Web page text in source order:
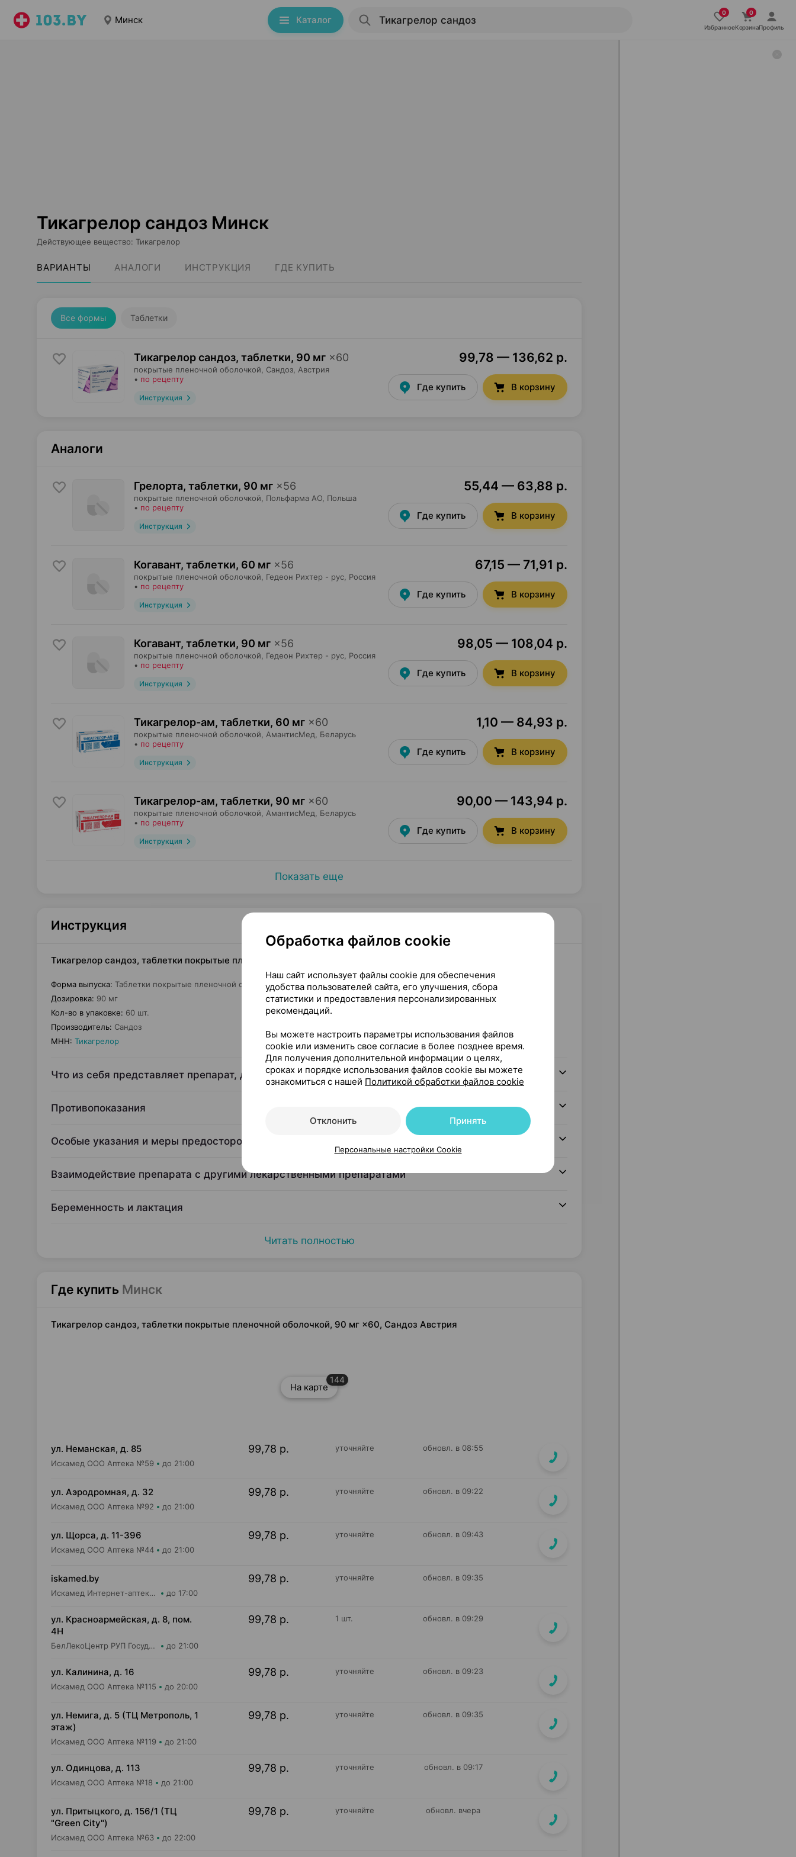
Минск Каталог
ИзбранноеКорзинаПрофиль
Тикагрелор сандоз Минск
Действующее вещество: Тикагрелор
ВАРИАНТЫ АНАЛОГИ ИНСТРУКЦИЯ ГДЕ КУПИТЬ
Все формы Таблетки
Тикагрелор сандоз, таблетки, 90 мг ×60
покрытые пленочной оболочкой, Сандоз , Австрия
• по рецепту
Инструкция
99,78 — 136,62 р.
Где купить В корзину
Аналоги
Грелорта, таблетки, 90 мг ×56
покрытые пленочной оболочкой, Польфарма AO , Польша
• по рецепту
Инструкция
55,44 — 63,88 р.
Где купить В корзину
Когавант, таблетки, 60 мг ×56
покрытые пленочной оболочкой, Гедеон Рихтер - рус , Россия
• по рецепту
Инструкция
67,15 — 71,91 р.
Где купить В корзину
Когавант, таблетки, 90 мг ×56
покрытые пленочной оболочкой, Гедеон Рихтер - рус , Россия
• по рецепту
Инструкция
98,05 — 108,04 р.
Где купить В корзину
Тикагрелор-ам, таблетки, 60 мг ×60
покрытые пленочной оболочкой, АмантисМед , Беларусь
• по рецепту
Инструкция
1,10 — 84,93 р.
Где купить В корзину
Тикагрелор-ам, таблетки, 90 мг ×60
покрытые пленочной оболочкой, АмантисМед , Беларусь
• по рецепту
Инструкция
90,00 — 143,94 р.
Где купить В корзину
Показать еще
Инструкция
Тикагрелор сандоз, таблетки покрытые пленочной оболочкой, 90 мг ×60, Сандоз Австрия
Форма выпуска: Таблетки покрытые пленочной оболочкой
Дозировка: 90 мг
Кол-во в упаковке: 60 шт.
Производитель: Сандоз
МНН: Тикагрелор
Что из себя представляет препарат, для чего его применяют
Противопоказания
Особые указания и меры предосторожности при применении
Взаимодействие препарата с другими лекарственными препаратами
Беременность и лактация
Читать полностью
Где купить Минск
Тикагрелор сандоз, таблетки покрытые пленочной оболочкой, 90 мг ×60, Сандоз Австрия
На карте
144
ул. Неманская, д. 85
Искамед ООО Аптека №59 до 21:00
99,78 р. уточняйте обновл. в 08:55
ул. Аэродромная, д. 32
Искамед ООО Аптека №92 до 21:00
99,78 р. уточняйте обновл. в 09:22
ул. Щорса, д. 11-396
Искамед ООО Аптека №44 до 21:00
99,78 р. уточняйте обновл. в 09:43
iskamed.by
Искамед Интернет-аптека Iskamed.by до 17:00
99,78 р. уточняйте обновл. в 09:35
ул. Красноармейская, д. 8, пом.
4Н
БелЛекоЦентр РУП Государственная аптека №12 до 21:00
99,78 р. 1 шт. обновл. в 09:29
ул. Калинина, д. 16
Искамед ООО Аптека №115 до 20:00
99,78 р. уточняйте обновл. в 09:23
ул. Немига, д. 5 (ТЦ Метрополь, 1
этаж)
Искамед ООО Аптека №119 до 21:00
99,78 р. уточняйте обновл. в 09:35
ул. Одинцова, д. 113
Искамед ООО Аптека №18 до 21:00
99,78 р. уточняйте обновл. в 09:17
ул. Притыцкого, д. 156/1 (ТЦ
"Green City")
Искамед ООО Аптека №63 до 22:00
99,78 р. уточняйте обновл. вчера
Обработка файлов cookie
Наш сайт использует файлы cookie для обеспечения
удобства пользователей сайта, его улучшения, сбора
статистики и предоставления персонализированных
рекомендаций.
Вы можете настроить параметры использования файлов
cookie или изменить свое согласие в более позднее время.
Для получения дополнительной информации о целях,
сроках и порядке использования файлов cookie вы можете
ознакомиться с нашей Политикой обработки файлов cookie
Отклонить Принять
Персональные настройки Cookie